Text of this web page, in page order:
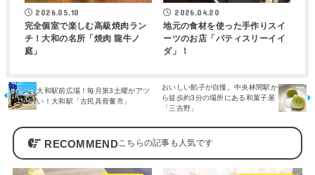
2026.05.10
完全個室で楽しむ高級焼肉ラン
チ！大和の名所「焼肉 龍牛ノ
庭」
2026.04.20
地元の食材を使った手作りスイ
ーツのお店「パティスリーイイ
ダ」！
大和駅前広場！毎月第3土曜がアツ
い！大和駅「古民具骨董市」
おいしい餡子が自慢。中央林間駅か
ら徒歩約3分の場所にある和菓子屋
「三吉野」
RECOMMEND